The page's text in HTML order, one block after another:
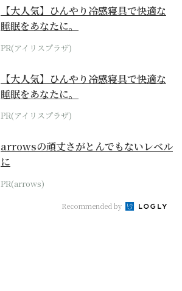
【大人気】ひんやり冷感寝具で快適な
睡眠をあなたに。
PR(アイリスプラザ)
【大人気】ひんやり冷感寝具で快適な
睡眠をあなたに。
PR(アイリスプラザ)
arrowsの頑丈さがとんでもないレベル
に
PR(arrows)
Recommended by